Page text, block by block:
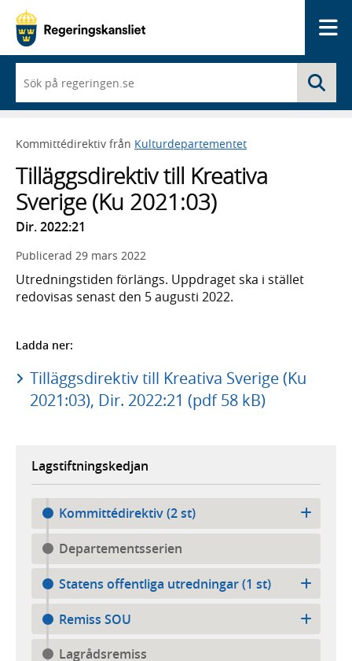
du
börjar
skriva
framträder
lista
med
sökförslag
Kommittédirektiv från Kulturdepartementet
Tilläggsdirektiv till Kreativa
Sverige (Ku 2021:03)
Dir. 2022:21
Publicerad 29 mars 2022
Utredningstiden förlängs. Uppdraget ska i stället
redovisas senast den 5 augusti 2022.
Ladda ner:
Tilläggsdirektiv till Kreativa Sverige (Ku
2021:03), Dir. 2022:21 (pdf 58 kB)
Lagstiftningskedjan
Kommittédirektiv (2 st)
Departementsserien
Statens offentliga utredningar (1 st)
Remiss SOU
Lagrådsremiss